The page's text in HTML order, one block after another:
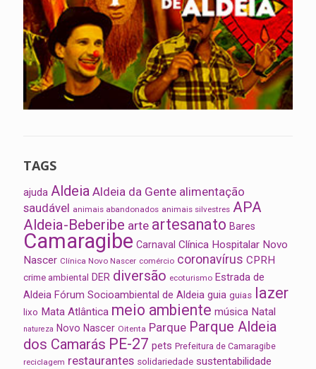
TAGS
ajuda Aldeia Aldeia da Gente alimentação
saudável animais abandonados animais silvestres APA
Aldeia-Beberibe arte artesanato Bares
Camaragibe Carnaval Clínica Hospitalar Novo
Nascer Clínica Novo Nascer comércio coronavírus CPRH
crime ambiental DER diversão ecoturismo Estrada de
Aldeia Fórum Socioambiental de Aldeia guia guias lazer
lixo Mata Atlântica meio ambiente música Natal
natureza Novo Nascer Oitenta Parque Parque Aldeia
dos Camarás PE-27 pets Prefeitura de Camaragibe
reciclagem restaurantes solidariedade sustentabilidade